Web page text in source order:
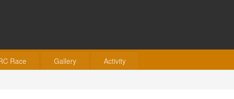
Race Gallery Activity